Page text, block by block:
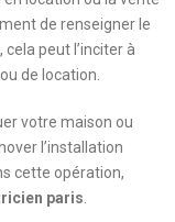
de renseigner le
peut l’inciter à
de location.
votre maison ou
l’installation
cette opération,
paris